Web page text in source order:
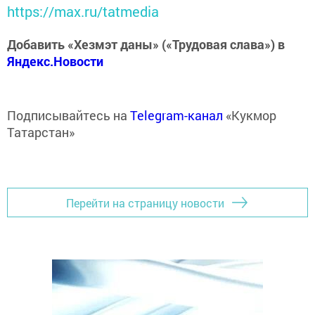
https://max.ru/tatmedia
Добавить «Хезмэт даны» («Трудовая слава») в
Яндекс.Новости
Подписывайтесь на Telegram-канал «Кукмор
Татарстан»
Перейти на страницу новости